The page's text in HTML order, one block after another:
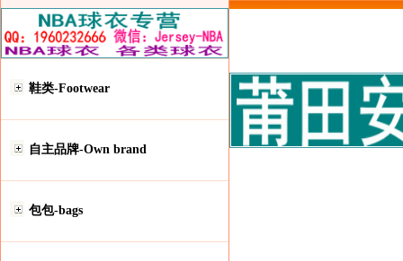
鞋类-Footwear
自主品牌-Own brand
包包-bags